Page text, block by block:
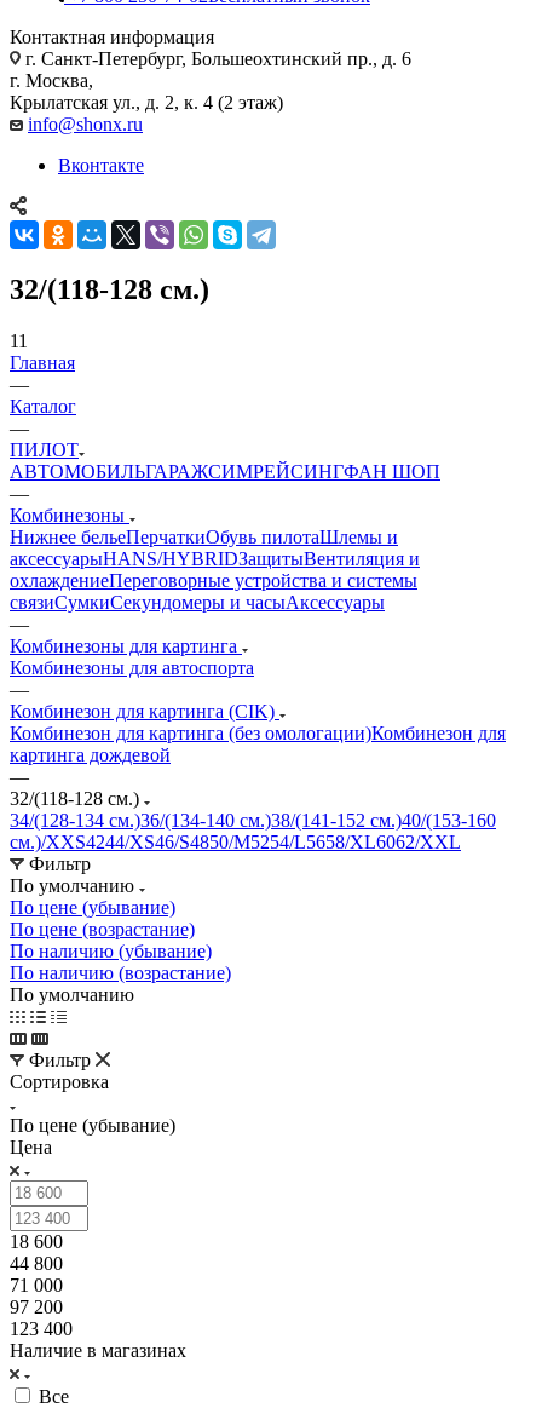
Контактная информация
г. Санкт-Петербург, Большеохтинский пр., д. 6
г. Москва,
Крылатская ул., д. 2, к. 4 (2 этаж)
info@shonx.ru
Вконтакте
32/(118-128 см.)
11
Главная
—
Каталог
—
ПИЛОТ
АВТОМОБИЛЬГАРАЖСИМРЕЙСИНГФАН ШОП
—
Комбинезоны
Нижнее бельеПерчаткиОбувь пилотаШлемы и
аксессуарыHANS/HYBRIDЗащитыВентиляция и
охлаждениеПереговорные устройства и системы
связиСумкиСекундомеры и часыАксессуары
—
Комбинезоны для картинга
Комбинезоны для автоспорта
—
Комбинезон для картинга (CIK)
Комбинезон для картинга (без омологации)Комбинезон для
картинга дождевой
—
32/(118-128 см.)
34/(128-134 см.)36/(134-140 см.)38/(141-152 см.)40/(153-160
см.)/XXS4244/XS46/S4850/M5254/L5658/XL6062/XXL
Фильтр
По умолчанию
По цене (убывание)
По цене (возрастание)
По наличию (убывание)
По наличию (возрастание)
По умолчанию
Фильтр
Сортировка
По цене (убывание)
Цена
18 600
44 800
71 000
97 200
123 400
Наличие в магазинах
Все